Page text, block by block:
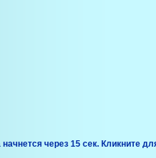
начнется через 14 сек. Кликните